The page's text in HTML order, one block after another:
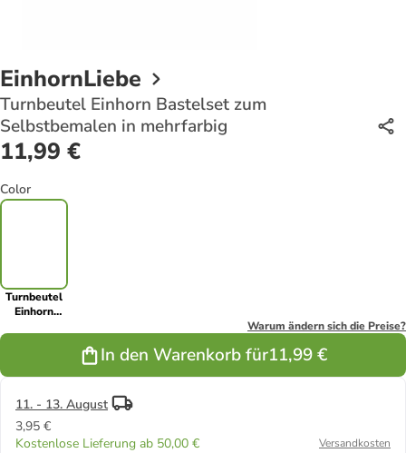
EinhornLiebe
Turnbeutel Einhorn Bastelset zum
Selbstbemalen in mehrfarbig
11,99 €
Color
Turnbeutel
Einhorn
Warum ändern sich die Preise?
In den Warenkorb für11,99 €
11. - 13. August
3,95 €
Kostenlose Lieferung ab 50,00 €
Versandkosten